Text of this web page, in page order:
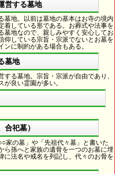
営する墓地
墓地。以前は墓地の基本はお寺の境内
着している形である。お葬式や法事を
墓地なので、親しみやすく安心してお
仰している宗旨・宗派でないとお墓を
に制約がある場合もある。
墓地
る墓地。宗旨・宗派が自由であり、
良い霊園が多い。
合祀墓）
家の墓」や「先祖代々墓」と書いた
ら孫へと家族の遺骨を一つのお墓に埋
に法名や戒名を列記し、代々のお骨を